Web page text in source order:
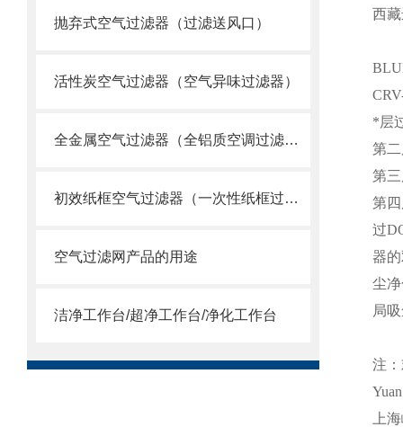
抛弃式空气过滤器（过滤送风口）
活性炭空气过滤器（空气异味过滤器）
全金属空气过滤器（全铝质空调过滤网）
初效纸框空气过滤器（一次性纸框过滤网）
空气过滤网产品的用途
洁净工作台/超净工作台/净化工作台
西
*层
第
第
第
过
器
尘
局
注
上